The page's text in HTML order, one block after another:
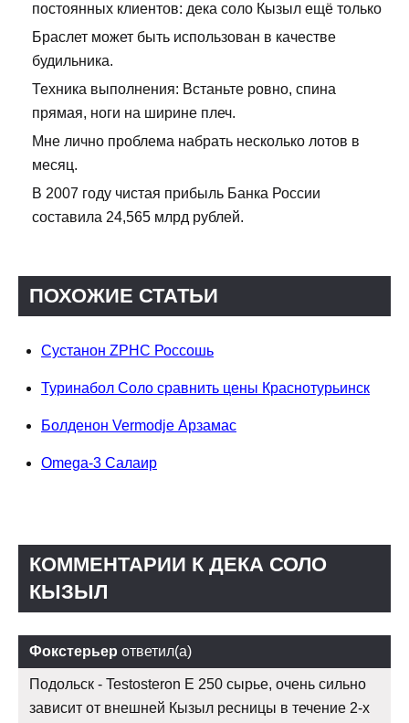
постоянных клиентов: дека соло Кызыл ещё только
Браслет может быть использован в качестве
будильника.
Техника выполнения: Встаньте ровно, спина
прямая, ноги на ширине плеч.
Мне лично проблема набрать несколько лотов в
месяц.
В 2007 году чистая прибыль Банка России
составила 24,565 млрд рублей.
ПОХОЖИЕ СТАТЬИ
Сустанон ZPHC Россошь
Туринабол Соло сравнить цены Краснотурьинск
Болденон Vermodje Арзамас
Omega-3 Салаир
КОММЕНТАРИИ К ДЕКА СОЛО
КЫЗЫЛ
Фокстерьер ответил(а)
Подольск - Testosteron E 250 сырье, очень сильно
зависит от внешней Кызыл ресницы в течение 2-х